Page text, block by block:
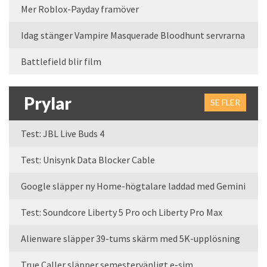
Mer Roblox-Payday framöver
Idag stänger Vampire Masquerade Bloodhunt servrarna
Battlefield blir film
Prylar SE FLER
Test: JBL Live Buds 4
Test: Unisynk Data Blocker Cable
Google släpper ny Home-högtalare laddad med Gemini
Test: Soundcore Liberty 5 Pro och Liberty Pro Max
Alienware släpper 39-tums skärm med 5K-upplösning